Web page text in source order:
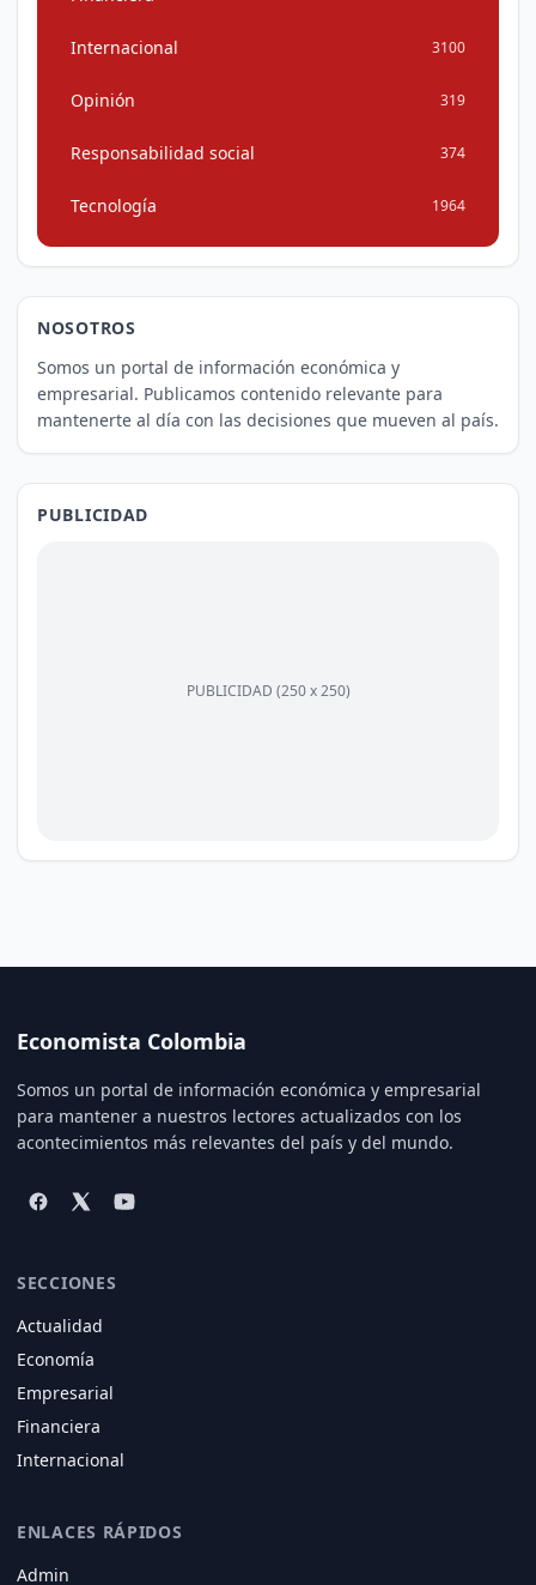
Internacional 3100
Opinión 319
Responsabilidad social 374
Tecnología 1964
NOSOTROS
Somos un portal de información económica y
empresarial. Publicamos contenido relevante para
mantenerte al día con las decisiones que mueven al país.
PUBLICIDAD
PUBLICIDAD (250 x 250)
Economista Colombia
Somos un portal de información económica y empresarial
para mantener a nuestros lectores actualizados con los
acontecimientos más relevantes del país y del mundo.
SECCIONES
Actualidad
Economía
Empresarial
Financiera
Internacional
ENLACES RÁPIDOS
Admin